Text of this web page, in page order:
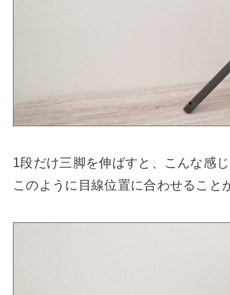
1段だけ三脚を伸ばすと、こんな感じ
このように目線位置に合わせること